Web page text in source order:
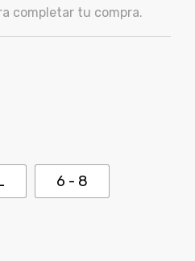
completar tu compra.
6 - 8